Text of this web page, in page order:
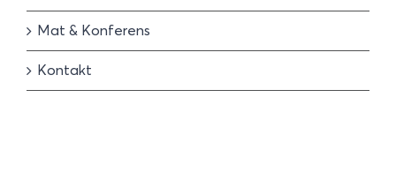
Mat & Konferens
Kontakt